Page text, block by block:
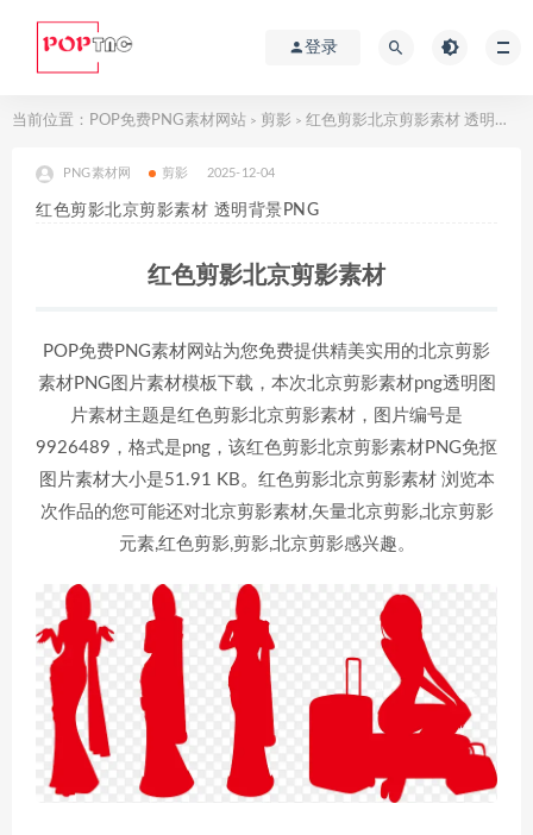
登录
当前位置： POP免费PNG素材网站 > 剪影 > 红色剪影北京剪影素材 透明背景PNG
PNG素材网 剪影 2025-12-04
红色剪影北京剪影素材 透明背景PNG
红色剪影北京剪影素材
POP免费PNG素材网站为您免费提供精美实用的北京剪影
素材PNG图片素材模板下载，本次北京剪影素材png透明图
片素材主题是红色剪影北京剪影素材，图片编号是
9926489，格式是png，该红色剪影北京剪影素材PNG免抠
图片素材大小是51.91 KB。红色剪影北京剪影素材 浏览本
次作品的您可能还对北京剪影素材,矢量北京剪影,北京剪影
元素,红色剪影,剪影,北京剪影感兴趣。